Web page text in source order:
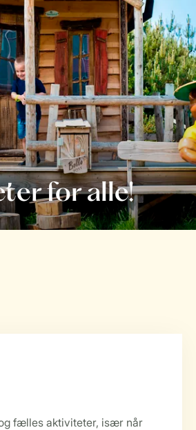
for alle!
fælles aktiviteter, især når